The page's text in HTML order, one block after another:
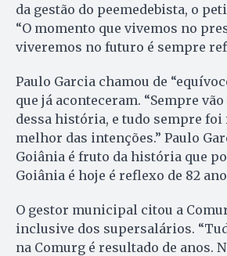
da gestão do peemedebista, o
“O momento que vivemos no
viveremos no futuro é sempre
Paulo Garcia chamou de
que já aconteceram. “Sempre
dessa história, e tudo sempre foi
melhor das intenções.” Paulo
Goiânia é fruto da história que
Goiânia é hoje é reflexo de 82
O gestor municipal citou a
inclusive dos supersalários.
na Comurg é resultado de anos.